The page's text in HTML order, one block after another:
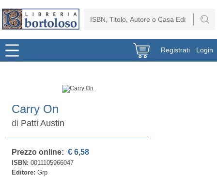
Registrati Login
Carry On
di Patti Austin
Prezzo online: € 6,58
ISBN:0011105966047
Editore:Grp